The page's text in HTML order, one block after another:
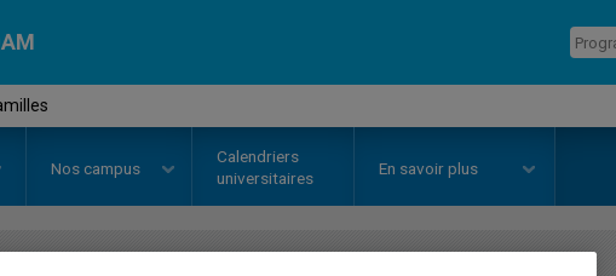
Nos campus
Calendriers
universitaires
En savoir plus